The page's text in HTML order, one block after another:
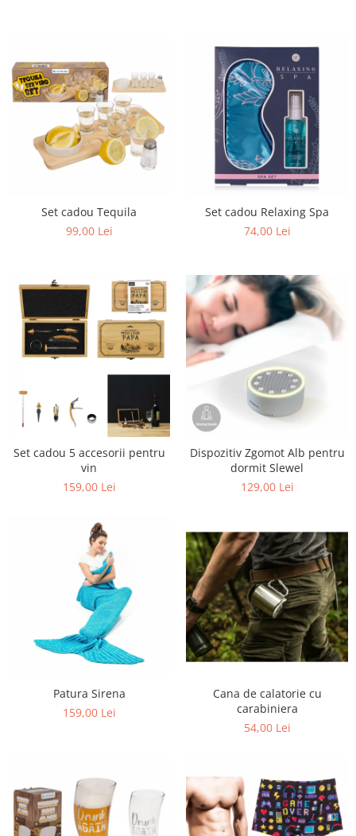
Set cadou Tequila
99,00 Lei
Set cadou Relaxing Spa
74,00 Lei
Set cadou 5 accesorii pentru
vin
159,00 Lei
Dispozitiv Zgomot Alb pentru
dormit Slewel
129,00 Lei
Patura Sirena
159,00 Lei
Cana de calatorie cu
carabiniera
54,00 Lei